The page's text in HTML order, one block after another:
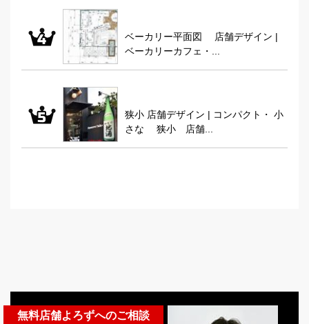
ベーカリー平面図 店舗デザイン |
ベーカリーカフェ・...
狭小 店舗デザイン | コンパクト・ 小
さな 狭小 店舗...
無料店舗よろずへのご相談